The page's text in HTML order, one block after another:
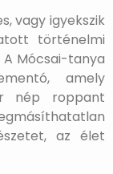
vagy igyekszik
történelmi
Mócsai-tanya
amely
nép roppant
az élet